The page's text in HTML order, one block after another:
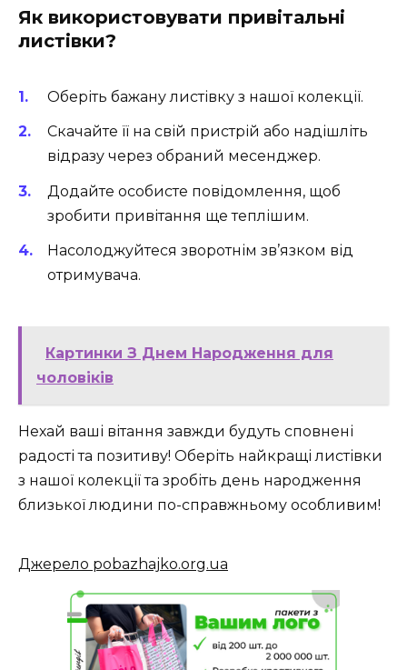
Як використовувати привітальні
листівки?
Оберіть бажану листівку з нашої колекції.
Скачайте її на свій пристрій або надішліть
відразу через обраний месенджер.
Додайте особисте повідомлення, щоб
зробити привітання ще теплішим.
Насолоджуйтеся зворотнім зв’язком від
отримувача.
Картинки З Днем Народження для
чоловіків​
Нехай ваші вітання завжди будуть сповнені
радості та позитиву! Оберіть найкращі листівки
з нашої колекції та зробіть день народження
близької людини по-справжньому особливим!
Джерело pobazhajko.org.ua